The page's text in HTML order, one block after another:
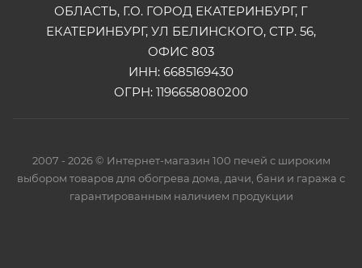
ОБЛАСТЬ, Г.О. ГОРОД ЕКАТЕРИНБУРГ, Г
ЕКАТЕРИНБУРГ, УЛ БЕЛИНСКОГО, СТР. 56,
ОФИС 803
ИНН: 6685169430
ОГРН: 1196658080200
2007 - 2026 © Интернет-магазин 100 печей с широким
выбором товаров для обогрева дома, дачи, бани и гаража с
гарантированным наличием продукции